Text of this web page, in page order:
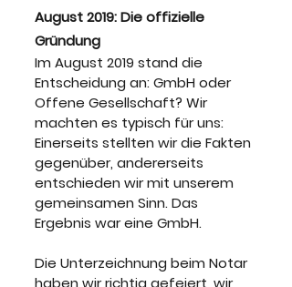
August 2019: Die offizielle
Gründung
Im August 2019 stand die
Entscheidung an: GmbH oder
Offene Gesellschaft? Wir
machten es typisch für uns:
Einerseits stellten wir die Fakten
gegenüber, andererseits
entschieden wir mit unserem
gemeinsamen Sinn. Das
Ergebnis war eine GmbH.
Die Unterzeichnung beim Notar
haben wir richtig gefeiert, wir